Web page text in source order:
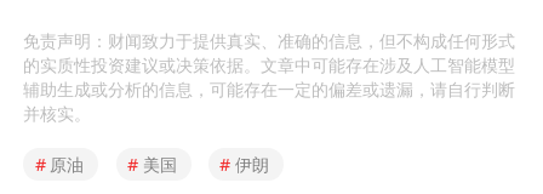
免责声明：财闻致力于提供真实、准确的信息，但不构成任何形式
的实质性投资建议或决策依据。文章中可能存在涉及人工智能模型
辅助生成或分析的信息，可能存在一定的偏差或遗漏，请自行判断
并核实。
# 原油 # 美国 # 伊朗